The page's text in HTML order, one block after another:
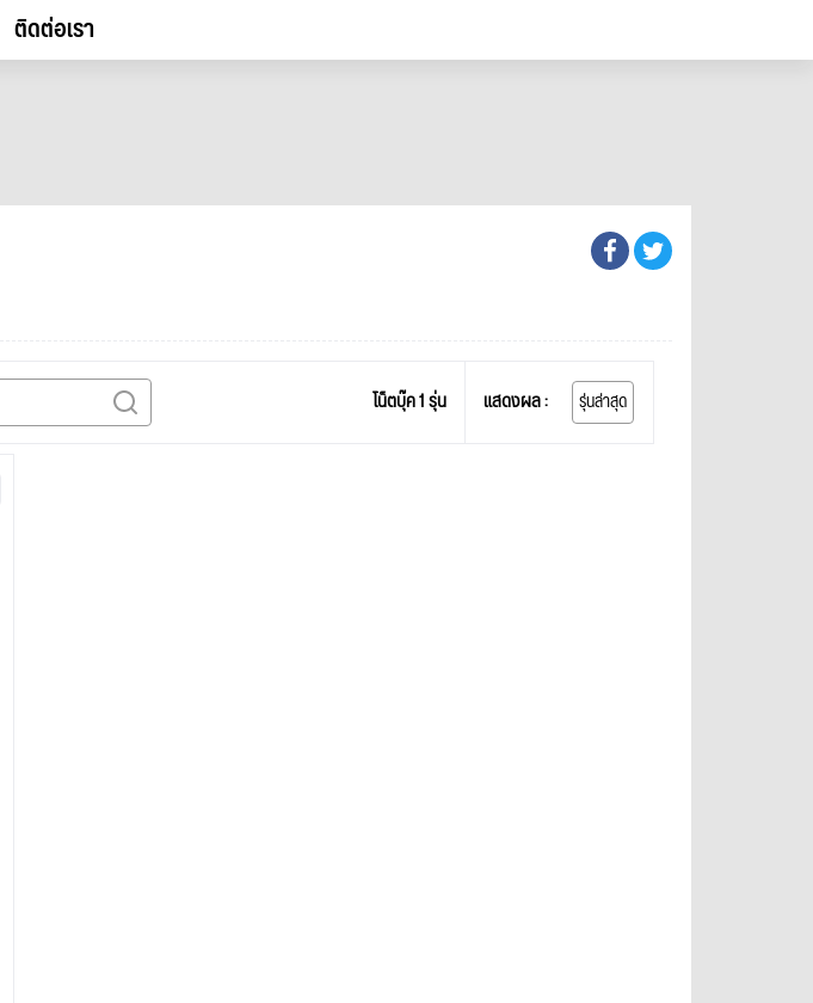
ติดต่อเรา
โน็ตบุ๊ค 1 รุ่น แสดงผล : รุ่นล่าสุด